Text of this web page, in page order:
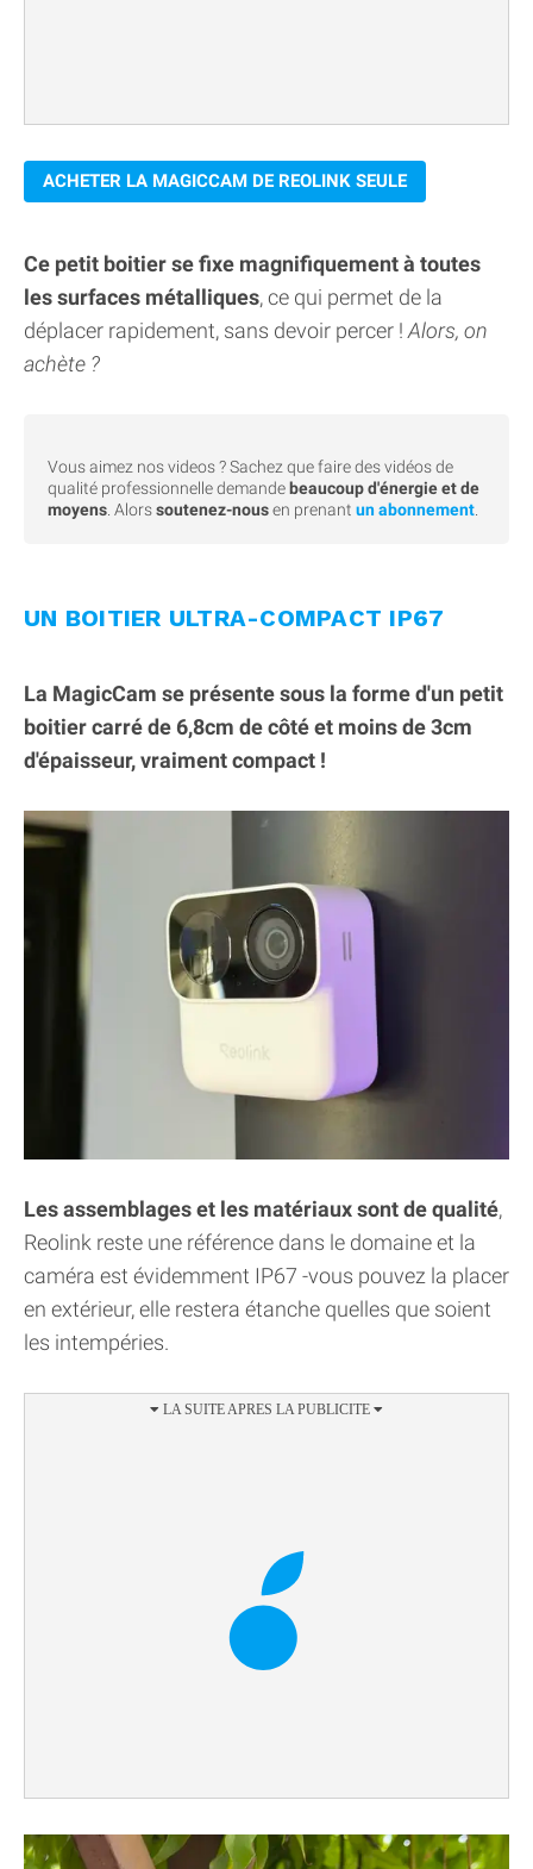
ACHETER LA MAGICCAM DE REOLINK SEULE
Ce petit boitier se fixe magnifiquement à toutes
les surfaces métalliques, ce qui permet de la
déplacer rapidement, sans devoir percer !Alors, on
achète ?
Vous aimez nos videos ? Sachez que faire des vidéos de
qualité professionnelle demande beaucoup d'énergie et de
moyens. Alorssoutenez-nousen prenant un abonnement.
UN BOITIER ULTRA-COMPACT IP67
La MagicCam se présente sous la forme d'un petit
boitier carré de 6,8cm de côté et moins de 3cm
d'épaisseur, vraiment compact !
Les assemblages et les matériaux sont de qualité,
Reolink reste une référence dans le domaine et la
caméra est évidemment IP67 -vous pouvez la placer
en extérieur, elle restera étanche quelles que soient
les intempéries.